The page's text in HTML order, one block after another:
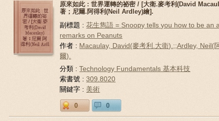
原來如此 : 世界運轉的祕密 / [大衛.麥考利(David
著；尼爾.阿得利(Neil Ardley)繪].
副標題 :花生雋語 = Snoopy tells you how to be an
remarks on Peanuts
作者 : Macaulay, David(麥考利.大衛).;;Ardley, Neil(
爾).
分類 :Technology Fundamentals 基本科技
索書號 :309.8020
關鍵字 : 美術
0 0